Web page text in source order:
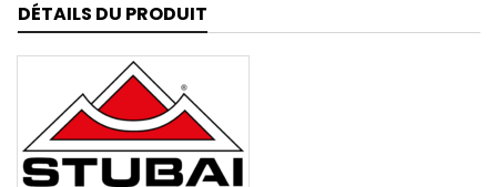
DÉTAILS DU PRODUIT